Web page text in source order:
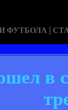
ФУТБОЛА |
в